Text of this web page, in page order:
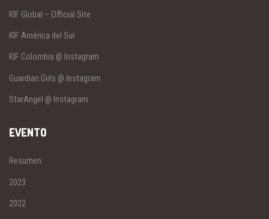
KIF Global – Official Site
KIF América del Sur
KIF Colombia @ Instagram
Guardian Girls @ Instagram
StarAngel @ Instagram
EVENTO
Resumen
2023
2022